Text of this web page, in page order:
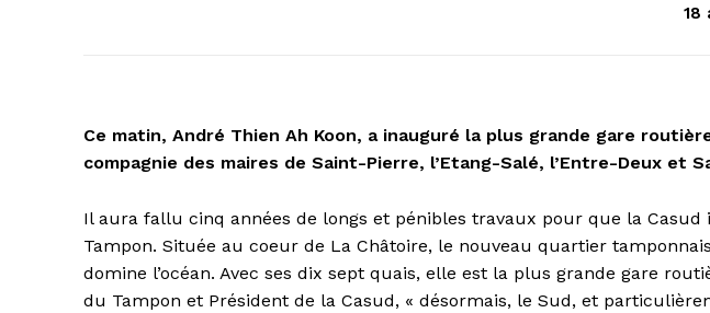
18
Ce matin, André Thien Ah Koon, a inauguré la plus grande gare
compagnie des maires de Saint-Pierre, l’Etang-Salé, l’Entre-Deux et
Il aura fallu cinq années de longs et pénibles travaux pour que la
Tampon. Située au coeur de La Châtoire, le nouveau quartier
domine l’océan. Avec ses dix sept quais, elle est la plus grande gare
du Tampon et Président de la Casud, « désormais, le Sud, et